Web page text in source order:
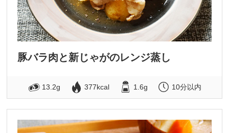
豚バラ肉と新じゃがのレンジ蒸し
13.2g 377kcal 1.6g 10分以内